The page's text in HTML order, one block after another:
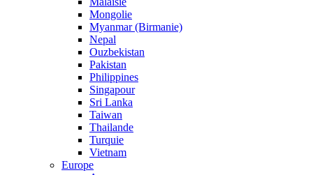
Mongolie
Myanmar (Birmanie)
Nepal
Ouzbekistan
Pakistan
Philippines
Singapour
Sri Lanka
Taiwan
Thailande
Turquie
Vietnam
Europe